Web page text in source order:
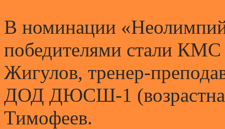
В номинации
победителями стали КМС
Жигулов, тренер-
ДОД ДЮСШ-1
Тимофеев.